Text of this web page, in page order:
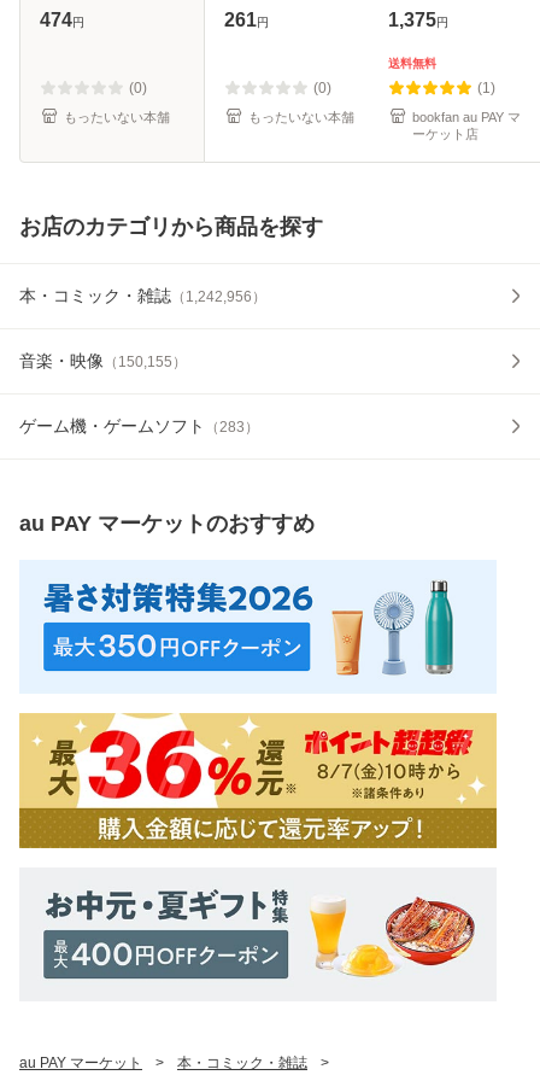
ティアワークス [文
474円
(0)
もったいない本舗
[文庫]【メール便送
261円
(0)
もったいない本舗
1,375円
送料無料
(1)
bookfan au PAY マ
ーケット店
お店のカテゴリから商品を探す
本・コミック・雑誌 （ 1,242,956 ）
音楽・映像 （ 150,155 ）
ゲーム機・ゲームソフト （283 ）
au PAY マーケットのおすすめ
au PAY マーケット > 本・コミック・雑誌
>